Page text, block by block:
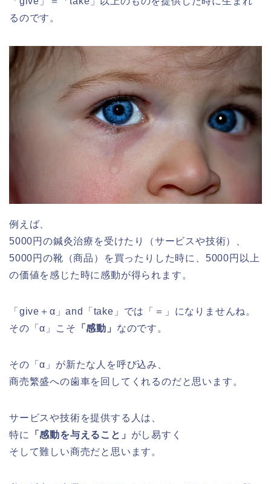
るのです。
例えば、
5000円の鍼灸治療を受けたり（サービスや技術）、
5000円の靴（商品）を買ったりした時に、5000円以上
の価値を感じた時に感動が得られます。
「give＋α」and「take」では「＝」になりませんね。
その「α」こそ 「感動」 なのです。
その「α」が新たな人を呼び込み、
商売繁盛への歯車を回してくれるのだと思います。
サービスや技術を提供する人は、
特に
「感動を与えること」 がし易すく
そして難しい商売だと思います。